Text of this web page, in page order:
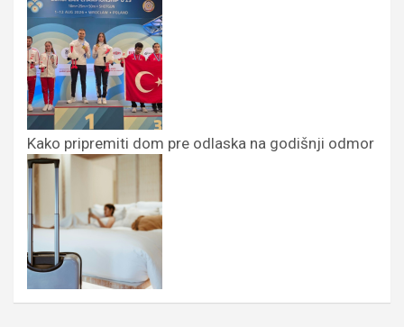
Kako pripremiti dom pre odlaska na godišnji odmor